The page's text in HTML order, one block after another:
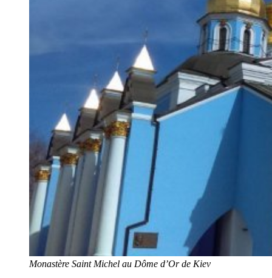
Monastère Saint Michel au Dôme d’Or de Kiev